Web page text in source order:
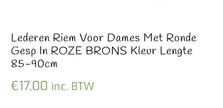
Lederen Riem Voor Dames Met Ronde
Gesp In ROZE BRONS Kleur Lengte
85-90cm
€17,00 inc. BTW